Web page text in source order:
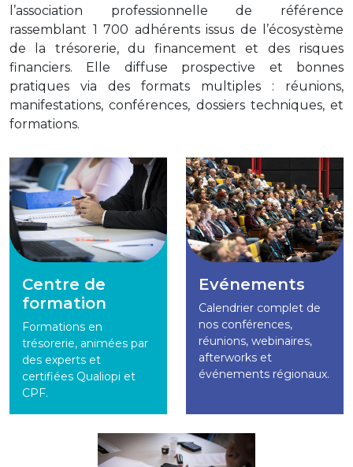
l’association professionnelle de référence
rassemblant 1 700 adhérents issus de l’écosystème
de la trésorerie, du financement et des risques
financiers. Elle diffuse prospective et bonnes
pratiques via des formats multiples : réunions,
manifestations, conférences, dossiers techniques, et
formations.
Centre de
formation
Formations en
trésorerie, animées par
des experts et
certifiées Qualiopi et
CPF.
Evénements
Calendrier complet de
nos conférences,
réunions, webinaires,
afterworks et
événements régionaux.